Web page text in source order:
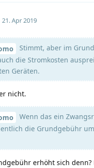
21. Apr 2019
Stimmt, aber im
die Stromkosten
Geräten.
nicht.
Wenn das ein
die Grundgebühr
erhöht sich denn?